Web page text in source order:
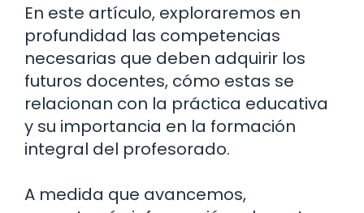
En este artículo, exploraremos en
profundidad las competencias
necesarias que deben adquirir los
futuros docentes, cómo estas se
relacionan con la práctica educativa
y su importancia en la formación
integral del profesorado.
A medida que avancemos,